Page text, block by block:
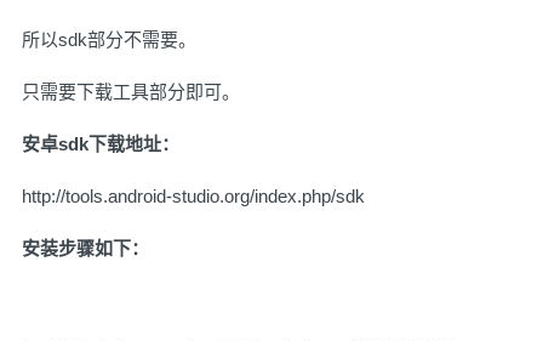
所以sdk部分不需要。
只需要下载工具部分即可。
安卓sdk下载地址：
http://tools.android-studio.org/index.php/sdk
安装步骤如下：